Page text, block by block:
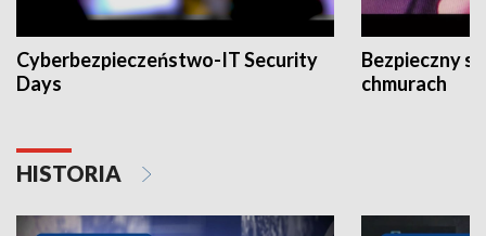
Cyberbezpieczeństwo-IT Security
Days
Bezpieczny
chmurach
HISTORIA